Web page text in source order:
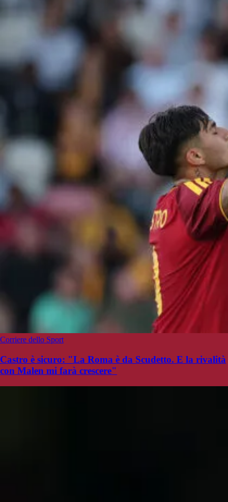
Corriere dello Sport
Castro è sicuro: "La Roma è da Scudetto. E la rivalità
con Malen mi farà crescere"